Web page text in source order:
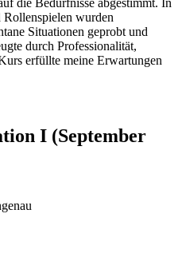
die Bedürfnisse abgestimmt. In
wurden
Situationen geprobt und
durch Professionalität,
erfüllte meine Erwartungen
I (September